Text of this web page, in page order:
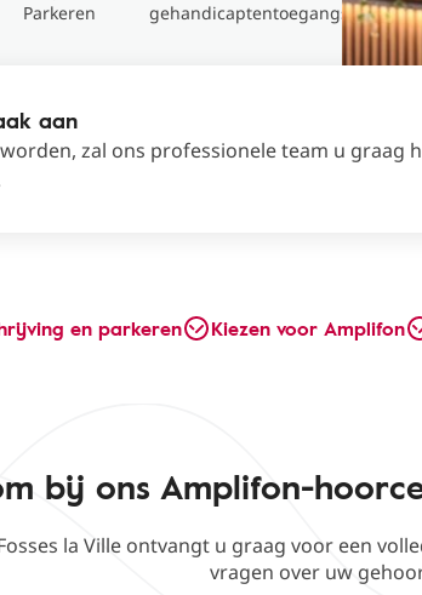
Parkeren
gehandicaptentoegangs
aan
zal ons professionele team u graag
en parkeren Kiezen voor Amplifon
bij ons Amplifon-
la Ville ontvangt u graag voor een
vragen over uw